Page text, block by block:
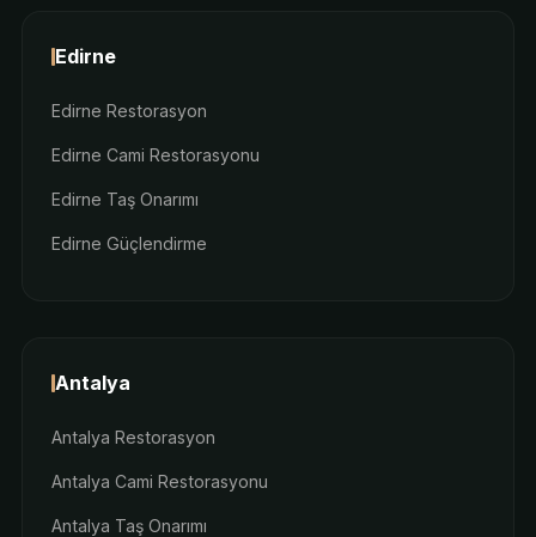
Edirne
Edirne Restorasyon
Edirne Cami Restorasyonu
Edirne Taş Onarımı
Edirne Güçlendirme
Antalya
Antalya Restorasyon
Antalya Cami Restorasyonu
Antalya Taş Onarımı